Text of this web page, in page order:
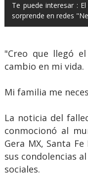
Te puede interesar :
sorprende en redes
"Creo que llegó
cambio en mi vida.
Mi familia me
La noticia del
conmocionó al
Gera MX, Santa
sus condolencias
sociales.